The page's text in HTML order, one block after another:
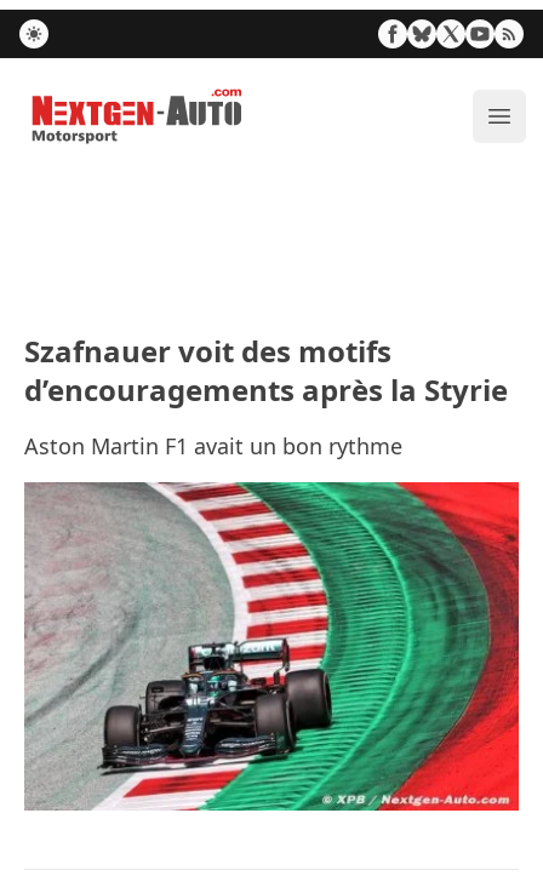
Nextgen-Auto.com
Szafnauer voit des motifs
d’encouragements après la Styrie
Aston Martin F1 avait un bon rythme